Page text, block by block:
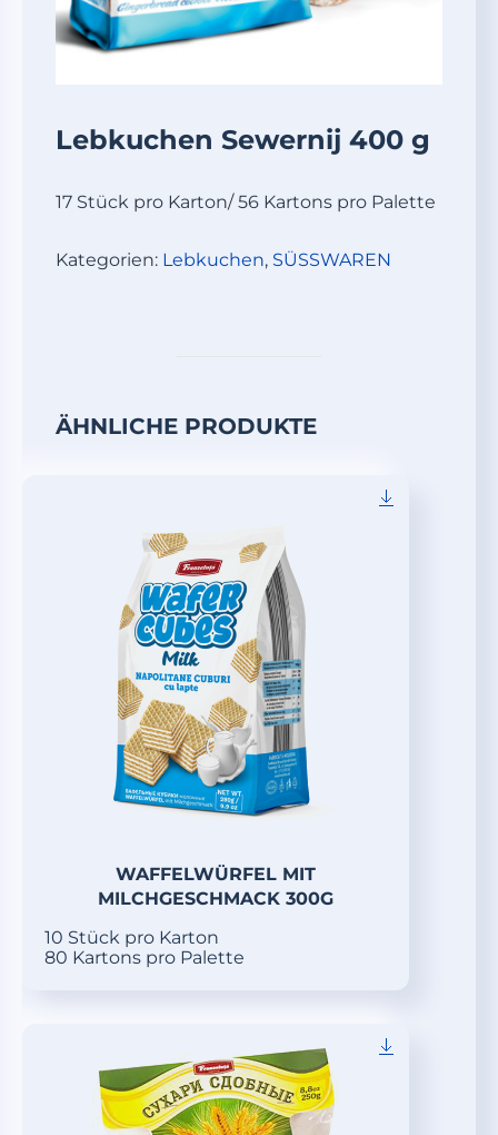
Lebkuchen Sewernij 400 g
17 Stück pro Karton/ 56 Kartons pro Palette
Kategorien: Lebkuchen, SÜSSWAREN
ÄHNLICHE PRODUKTE
WAFFELWÜRFEL MIT
MILCHGESCHMACK 300G
10 Stück pro Karton
80 Kartons pro Palette